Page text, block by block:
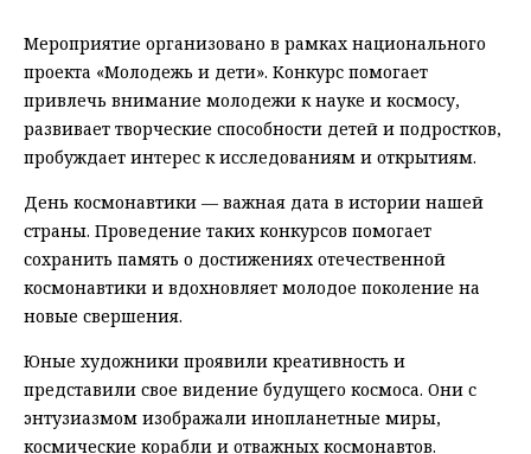
Мероприятие организовано в рамках национального
проекта «Молодежь и дети». Конкурс помогает
привлечь внимание молодежи к науке и космосу,
развивает творческие способности детей и подростков,
пробуждает интерес к исследованиям и открытиям.
День космонавтики — важная дата в истории нашей
страны. Проведение таких конкурсов помогает
сохранить память о достижениях отечественной
космонавтики и вдохновляет молодое поколение на
новые свершения.
Юные художники проявили креативность и
представили свое видение будущего космоса. Они с
энтузиазмом изображали инопланетные миры,
космические корабли и отважных космонавтов.